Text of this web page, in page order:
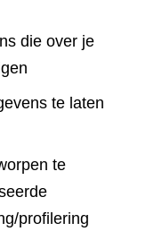
die over je
te laten
te
profilering